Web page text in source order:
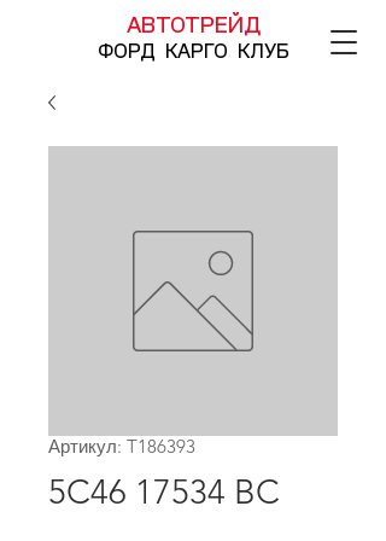
АВТОТРЕЙД
ФОРД КАРГО КЛУБ
Артикул: T186393
5C46 17534 BC